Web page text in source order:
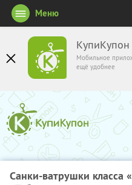
КупиКупон
Мобильное
ещё удобнее
Меню
Санки-ватрушки класса